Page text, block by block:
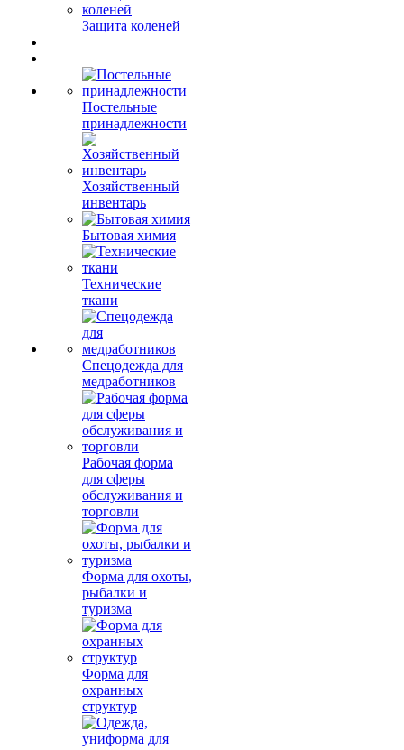
Защита коленей
Постельные
принадлежности
Хозяйственный
инвентарь
Бытовая химия
Технические
ткани
Спецодежда для
медработников
Рабочая форма
для сферы
обслуживания и
торговли
Форма для охоты,
рыбалки и
туризма
Форма для
охранных
структур